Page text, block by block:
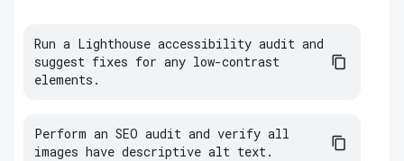
Run a Lighthouse accessibility audit and
suggest fixes for any low-contrast
elements.
Perform an SEO audit and verify all
images have descriptive alt text.